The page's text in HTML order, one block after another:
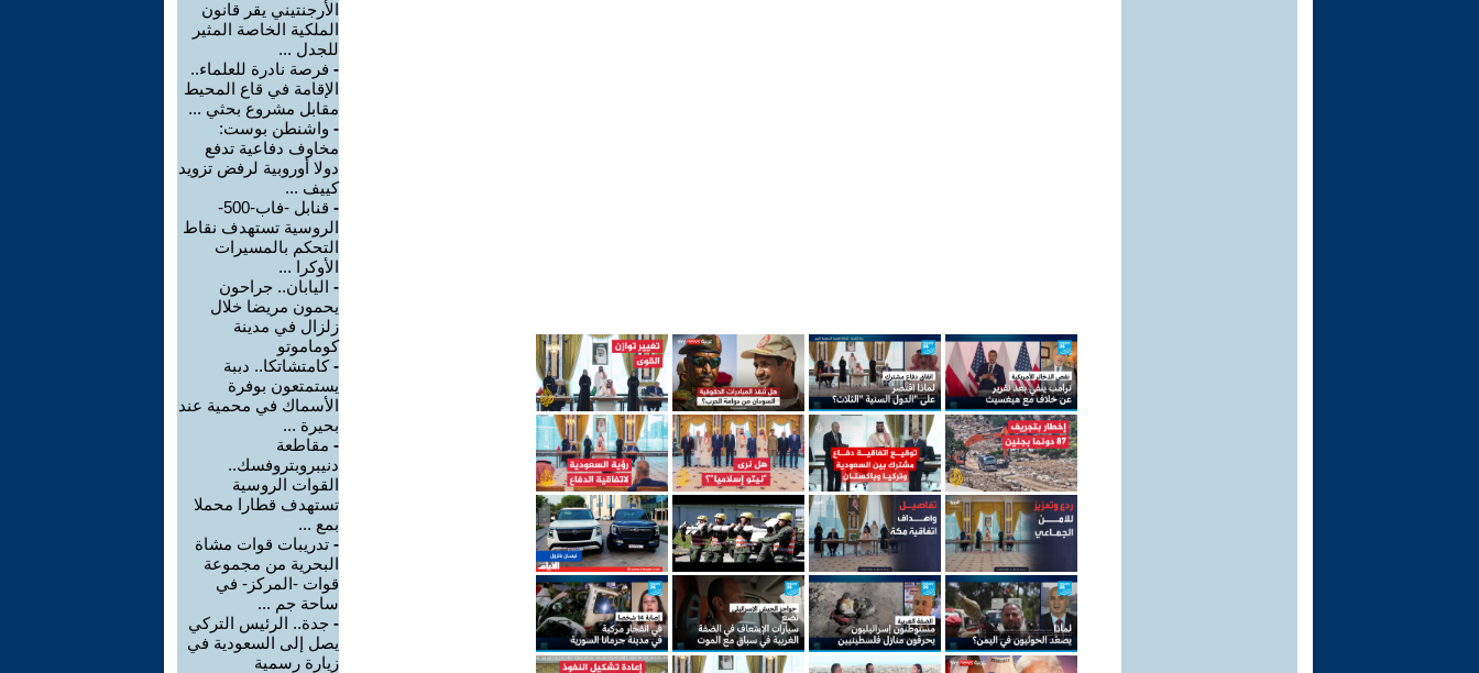
الأرجنتيني يقر قانون
الملكية الخاصة المثير
للجدل ...
- فرصة نادرة للعلماء..
الإقامة في قاع المحيط
مقابل مشروع بحثي ...
- واشنطن بوست:
مخاوف دفاعية تدفع
دولا أوروبية لرفض تزويد
كييف ...
-
قنابل -فاب-500-
الروسية تستهدف نقاط
التحكم بالمسيرات
الأوكرا ...
- اليابان.. جراحون
يحمون مريضا خلال
زلزال في مدينة
كوماموتو
-كامتشاتكا.. دببة
يستمتعون بوفرة
الأسماك في محمية عند
بحيرة ...
- مقاطعة
دنيبروبتروفسك..
القوات الروسية
تستهدف قطارا محملا
بمع ...
- تدريبات قوات مشاة
البحرية من مجموعة
قوات -المركز- في
ساحة جم ...
- جدة.. الرئيس التركي
يصل إلى السعودية في
زيارة رسمية